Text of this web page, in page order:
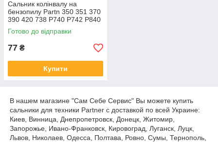
Сальник колінвалу на
бензопилу Partn 350 351 370
390 420 738 P740 P742 P840
P842 5300563-63 Партн
Готово до відправки
77 ₴
Купити
В нашем магазине "Сам Себе Сервис" Вы можете купить
сальники для техники Partner с доставкой по всей Украине:
Киев, Винница, Днепропетровск, Донецк, Житомир,
Запорожье, Ивано-Франковск, Кировоград, Луганск, Луцк,
Львов, Николаев, Одесса, Полтава, Ровно, Сумы, Тернополь,